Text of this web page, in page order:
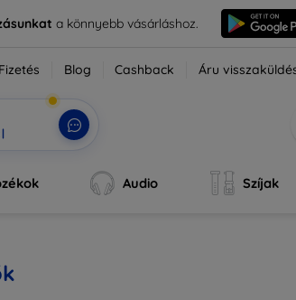
a könnyebb vásárláshoz.
Blog Cashback Áru
Audio Szíjak